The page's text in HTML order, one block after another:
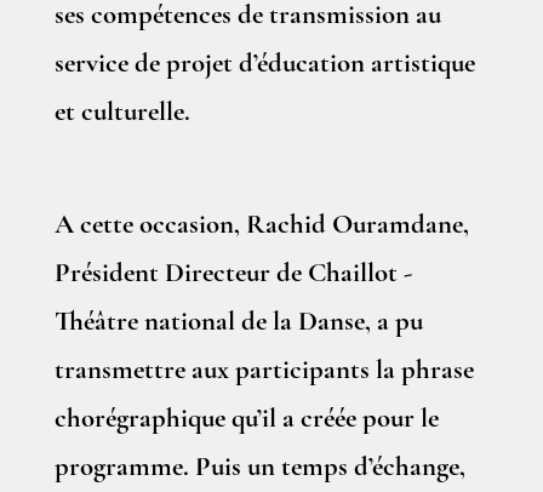
ses compétences de transmission au
service de projet d’éducation artistique
et culturelle.
A cette occasion, Rachid Ouramdane,
Président Directeur de Chaillot -
Théâtre national de la Danse, a pu
transmettre aux participants la phrase
chorégraphique qu’il a créée pour le
programme. Puis un temps d’échange,